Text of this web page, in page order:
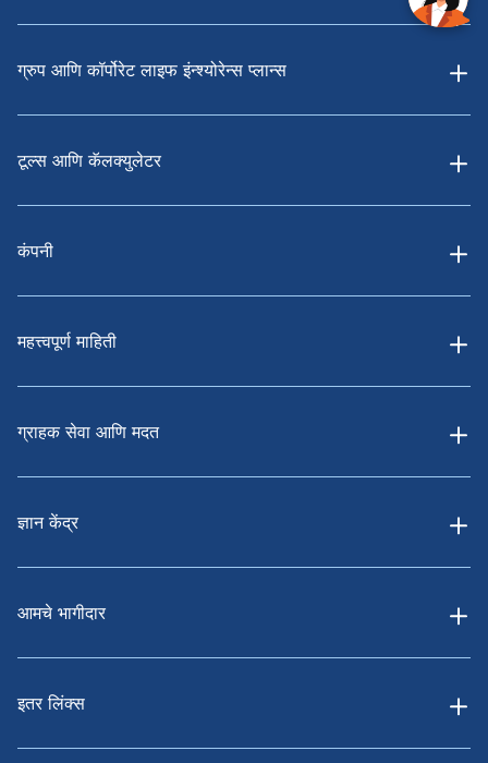
ग्रुप आणि कॉर्पोरेट लाइफ इंन्श्योरेन्स प्लान्स
टूल्स आणि कॅलक्युलेटर
कंपनी
महत्त्वपूर्ण माहिती
ग्राहक सेवा आणि मदत
ज्ञान केंद्र
आमचे भागीदार
इतर लिंक्स